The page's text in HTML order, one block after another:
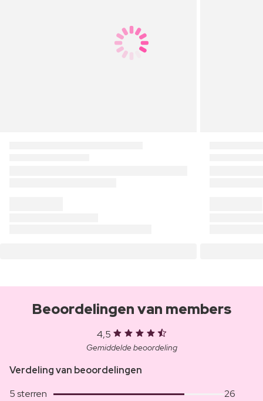
Beoordelingen van members
4,5
Gemiddelde beoordeling
Verdeling van beoordelingen
5 sterren
26